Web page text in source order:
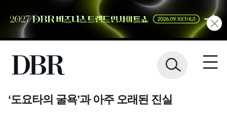
‘도요타의 굴욕’과 아주 오래된 진실